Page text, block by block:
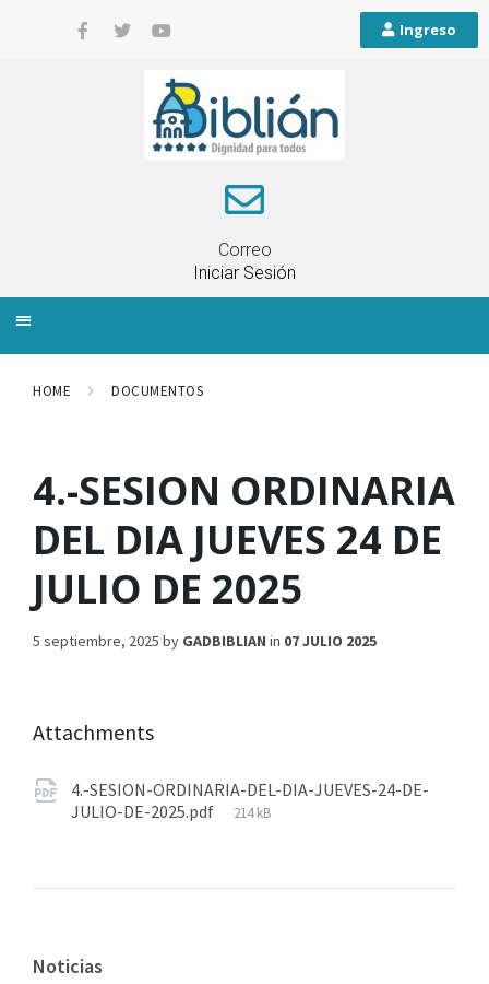
Ingreso
Correo
Iniciar Sesión
HOME DOCUMENTOS
4.-SESION ORDINARIA
DEL DIA JUEVES 24 DE
JULIO DE 2025
5 septiembre, 2025 by GADBIBLIAN in 07 JULIO 2025
Attachments
4.-SESION-ORDINARIA-DEL-DIA-JUEVES-24-DE-
JULIO-DE-2025.pdf
214 kB
Noticias